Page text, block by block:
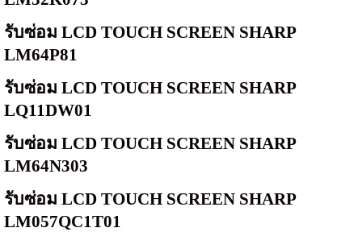
รับซ่อม LCD TOUCH SCREEN SHARP
LM64P81
รับซ่อม LCD TOUCH SCREEN SHARP
LQ11DW01
รับซ่อม LCD TOUCH SCREEN SHARP
LM64N303
รับซ่อม LCD TOUCH SCREEN SHARP
LM057QC1T01